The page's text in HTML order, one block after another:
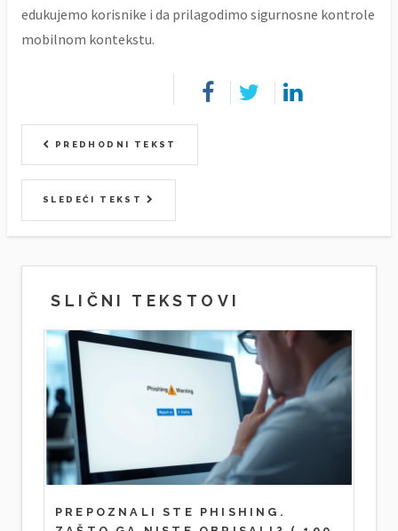
edukujemo korisnike i da prilagodimo sigurnosne kontrole
mobilnom kontekstu.
PREDHODNI TEKST
SLEDEĆI TEKST
SLIČNI TEKSTOVI
PREPOZNALI STE PHISHING.